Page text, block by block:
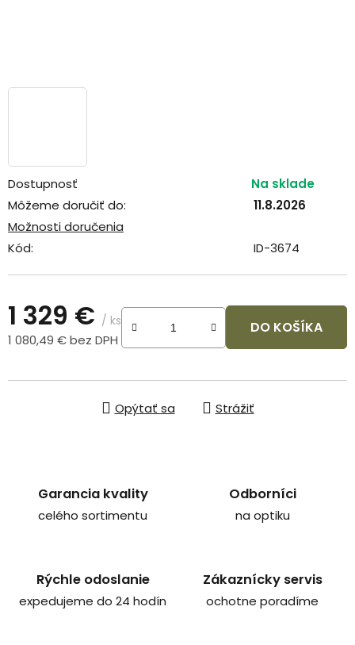
Dostupnosť
Na sklade
Môžeme doručiť do:
11.8.2026
Možnosti doručenia
Kód:
ID-3674
1 329 € / ks
1 080,49 € bez DPH
DO KOŠÍKA
Opýtať sa Strážiť
Garancia kvality
celého sortimentu
Odborníci
na optiku
Rýchle odoslanie
expedujeme do 24 hodín
Zákaznícky servis
ochotne poradíme